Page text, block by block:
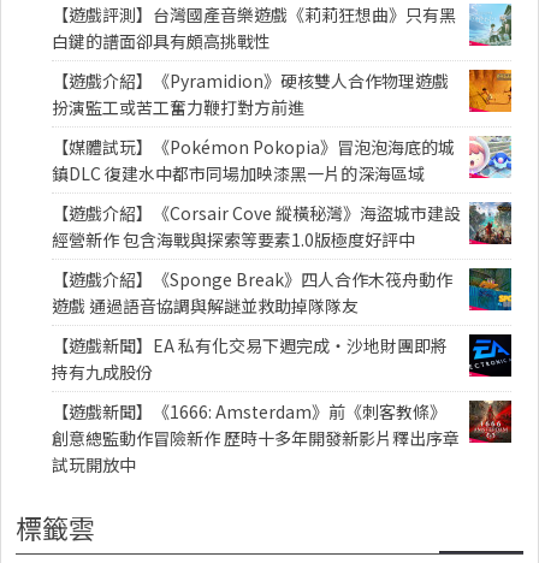
【遊戲評測】台灣國產音樂遊戲《莉莉狂想曲》只有黑
白鍵的譜面卻具有頗高挑戰性
【遊戲介紹】《Pyramidion》硬核雙人合作物理遊戲
扮演監工或苦工奮力鞭打對方前進
【媒體試玩】《Pokémon Pokopia》冒泡泡海底的城
鎮DLC 復建水中都市同場加映漆黑一片的深海區域
【遊戲介紹】《Corsair Cove 縱橫秘灣》海盜城市建設
經營新作 包含海戰與探索等要素1.0版極度好評中
【遊戲介紹】《Sponge Break》四人合作木筏舟動作
遊戲 通過語音協調與解謎並救助掉隊隊友
【遊戲新聞】EA 私有化交易下週完成・沙地財團即將
持有九成股份
【遊戲新聞】《1666: Amsterdam》前《刺客教條》
創意總監動作冒險新作 歷時十多年開發新影片釋出序章
試玩開放中
標籤雲